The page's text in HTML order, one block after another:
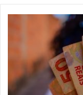
dinheiro
tem
R$